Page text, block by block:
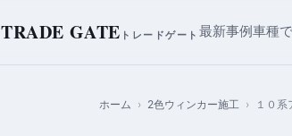
TRADE GATE トレードゲート 最新事例車種
ホーム › 2色ウィンカー施工 › １０